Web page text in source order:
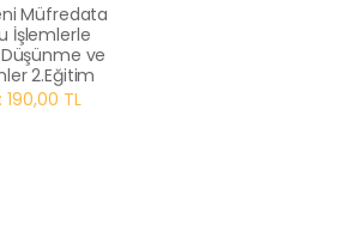
Müfredata
İşlemlerle
ve
2.Eğitim
190,00 TL